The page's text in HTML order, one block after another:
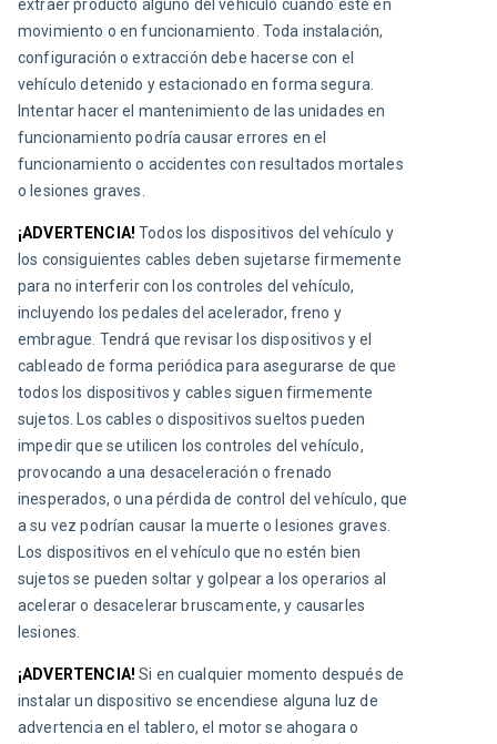
extraer producto alguno del vehículo cuando esté en
movimiento o en funcionamiento. Toda instalación,
configuración o extracción debe hacerse con el
vehículo detenido y estacionado en forma segura.
Intentar hacer el mantenimiento de las unidades en
funcionamiento podría causar errores en el
funcionamiento o accidentes con resultados mortales
o lesiones graves.
¡ADVERTENCIA! Todos los dispositivos del vehículo y
los consiguientes cables deben sujetarse firmemente
para no interferir con los controles del vehículo,
incluyendo los pedales del acelerador, freno y
embrague. Tendrá que revisar los dispositivos y el
cableado de forma periódica para asegurarse de que
todos los dispositivos y cables siguen firmemente
sujetos. Los cables o dispositivos sueltos pueden
impedir que se utilicen los controles del vehículo,
provocando a una desaceleración o frenado
inesperados, o una pérdida de control del vehículo, que
a su vez podrían causar la muerte o lesiones graves.
Los dispositivos en el vehículo que no estén bien
sujetos se pueden soltar y golpear a los operarios al
acelerar o desacelerar bruscamente, y causarles
lesiones.
¡ADVERTENCIA! Si en cualquier momento después de
instalar un dispositivo se encendiese alguna luz de
advertencia en el tablero, el motor se ahogara o